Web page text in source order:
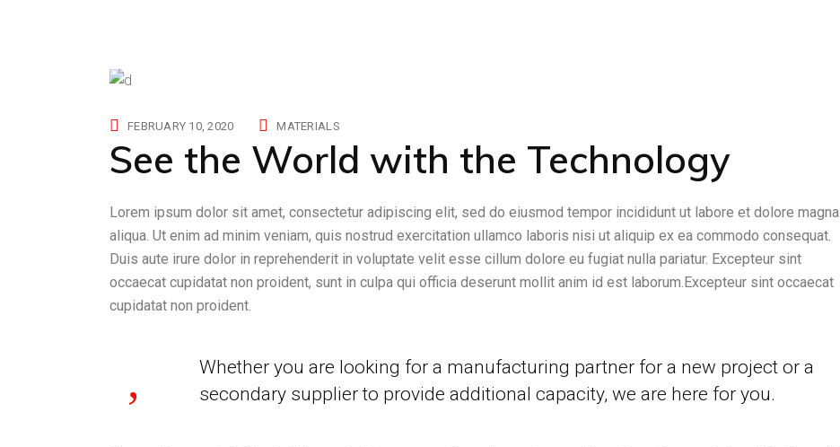
FEBRUARY 10, 2020 MATERIALS
See the World with the Technology
Lorem ipsum dolor sit amet, consectetur adipiscing elit, sed do eiusmod tempor incididunt ut labore et dolore magna
aliqua. Ut enim ad minim veniam, quis nostrud exercitation ullamco laboris nisi ut aliquip ex ea commodo consequat.
Duis aute irure dolor in reprehenderit in voluptate velit esse cillum dolore eu fugiat nulla pariatur. Excepteur sint
occaecat cupidatat non proident, sunt in culpa qui officia deserunt mollit anim id est laborum.Excepteur sint occaecat
cupidatat non proident.
Whether you are looking for a manufacturing partner for a new project or a
secondary supplier to provide additional capacity, we are here for you.